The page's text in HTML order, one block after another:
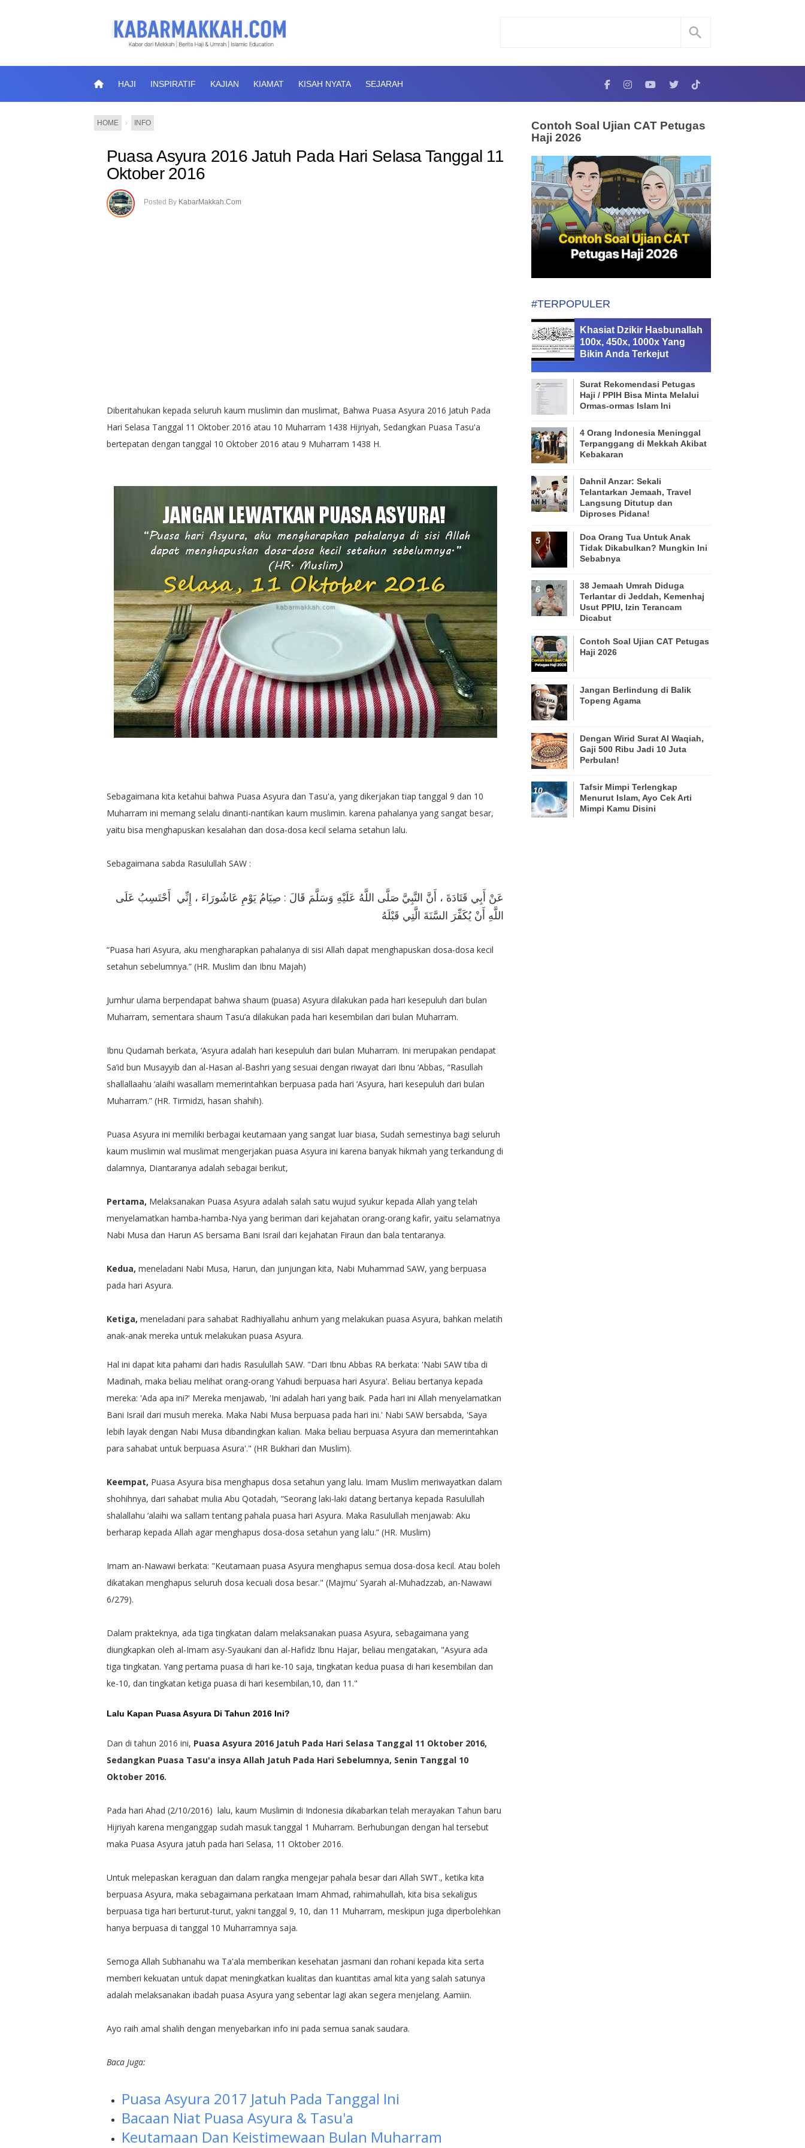
HAJI INSPIRATIF KAJIAN KIAMAT KISAH NYATA SEJARAH
HOME › INFO
Puasa Asyura 2016 Jatuh Pada Hari Selasa Tanggal 11
Oktober 2016
Posted By KabarMakkah.Com
Diberitahukan kepada seluruh kaum muslimin dan muslimat, Bahwa Puasa Asyura 2016 Jatuh Pada
Hari Selasa Tanggal 11 Oktober 2016 atau 10 Muharram 1438 Hijriyah, Sedangkan Puasa Tasu'a
bertepatan dengan tanggal 10 Oktober 2016 atau 9 Muharram 1438 H.
Sebagaimana kita ketahui bahwa Puasa Asyura dan Tasu'a, yang dikerjakan tiap tanggal 9 dan 10
Muharram ini memang selalu dinanti-nantikan kaum muslimin. karena pahalanya yang sangat besar,
yaitu bisa menghapuskan kesalahan dan dosa-dosa kecil selama setahun lalu.
Sebagaimana sabda Rasulullah SAW :
عَنْ أَبِي قَتَادَةَ ، أَنَّ النَّبِيَّ صَلَّى اللَّهُ عَلَيْهِ وَسَلَّمَ قَالَ : صِيَامُ يَوْمِ عَاشُورَاءَ ، إِنِّي أَحْتَسِبُ عَلَى
اللَّهِ أَنْ يُكَفِّرَ السَّنَةَ الَّتِي قَبْلَهُ
“Puasa hari Asyura, aku mengharapkan pahalanya di sisi Allah dapat menghapuskan dosa-dosa kecil
setahun sebelumnya.” (HR. Muslim dan Ibnu Majah)
Jumhur ulama berpendapat bahwa shaum (puasa) Asyura dilakukan pada hari kesepuluh dari bulan
Muharram, sementara shaum Tasu’a dilakukan pada hari kesembilan dari bulan Muharram.
Ibnu Qudamah berkata, ‘Asyura adalah hari kesepuluh dari bulan Muharram. Ini merupakan pendapat
Sa’id bun Musayyib dan al-Hasan al-Bashri yang sesuai dengan riwayat dari Ibnu ‘Abbas, “Rasullah
shallallaahu ‘alaihi wasallam memerintahkan berpuasa pada hari ‘Asyura, hari kesepuluh dari bulan
Muharram.” (HR. Tirmidzi, hasan shahih).
Puasa Asyura ini memiliki berbagai keutamaan yang sangat luar biasa, Sudah semestinya bagi seluruh
kaum muslimin wal muslimat mengerjakan puasa Asyura ini karena banyak hikmah yang terkandung di
dalamnya, Diantaranya adalah sebagai berikut,
Pertama, Melaksanakan Puasa Asyura adalah salah satu wujud syukur kepada Allah yang telah
menyelamatkan hamba-hamba-Nya yang beriman dari kejahatan orang-orang kafir, yaitu selamatnya
Nabi Musa dan Harun AS bersama Bani Israil dari kejahatan Firaun dan bala tentaranya.
Kedua, meneladani Nabi Musa, Harun, dan junjungan kita, Nabi Muhammad SAW, yang berpuasa
pada hari Asyura.
Ketiga, meneladani para sahabat Radhiyallahu anhum yang melakukan puasa Asyura, bahkan melatih
anak-anak mereka untuk melakukan puasa Asyura.
Hal ini dapat kita pahami dari hadis Rasulullah SAW. "Dari Ibnu Abbas RA berkata: 'Nabi SAW tiba di
Madinah, maka beliau melihat orang-orang Yahudi berpuasa hari Asyura'. Beliau bertanya kepada
mereka: 'Ada apa ini?' Mereka menjawab, 'Ini adalah hari yang baik. Pada hari ini Allah menyelamatkan
Bani Israil dari musuh mereka. Maka Nabi Musa berpuasa pada hari ini.' Nabi SAW bersabda, 'Saya
lebih layak dengan Nabi Musa dibandingkan kalian. Maka beliau berpuasa Asyura dan memerintahkan
para sahabat untuk berpuasa Asura'." (HR Bukhari dan Muslim).
Keempat, Puasa Asyura bisa menghapus dosa setahun yang lalu. Imam Muslim meriwayatkan dalam
shohihnya, dari sahabat mulia Abu Qotadah, “Seorang laki-laki datang bertanya kepada Rasulullah
shalallahu ‘alaihi wa sallam tentang pahala puasa hari Asyura. Maka Rasulullah menjawab: Aku
berharap kepada Allah agar menghapus dosa-dosa setahun yang lalu.” (HR. Muslim)
Imam an-Nawawi berkata: "Keutamaan puasa Asyura menghapus semua dosa-dosa kecil. Atau boleh
dikatakan menghapus seluruh dosa kecuali dosa besar." (Majmu' Syarah al-Muhadzzab, an-Nawawi
6/279).
Dalam prakteknya, ada tiga tingkatan dalam melaksanakan puasa Asyura, sebagaimana yang
diungkapkan oleh al-Imam asy-Syaukani dan al-Hafidz Ibnu Hajar, beliau mengatakan, "Asyura ada
tiga tingkatan. Yang pertama puasa di hari ke-10 saja, tingkatan kedua puasa di hari kesembilan dan
ke-10, dan tingkatan ketiga puasa di hari kesembilan,10, dan 11."
Lalu Kapan Puasa Asyura Di Tahun 2016 Ini?
Dan di tahun 2016 ini, Puasa Asyura 2016 Jatuh Pada Hari Selasa Tanggal 11 Oktober 2016,
Sedangkan Puasa Tasu'a insya Allah Jatuh Pada Hari Sebelumnya, Senin Tanggal 10
Oktober 2016.
Pada hari Ahad (2/10/2016) lalu, kaum Muslimin di Indonesia dikabarkan telah merayakan Tahun baru
Hijriyah karena menganggap sudah masuk tanggal 1 Muharram. Berhubungan dengan hal tersebut
maka Puasa Asyura jatuh pada hari Selasa, 11 Oktober 2016.
Untuk melepaskan keraguan dan dalam rangka mengejar pahala besar dari Allah SWT., ketika kita
berpuasa Asyura, maka sebagaimana perkataan Imam Ahmad, rahimahullah, kita bisa sekaligus
berpuasa tiga hari berturut-turut, yakni tanggal 9, 10, dan 11 Muharram, meskipun juga diperbolehkan
hanya berpuasa di tanggal 10 Muharramnya saja.
Semoga Allah Subhanahu wa Ta'ala memberikan kesehatan jasmani dan rohani kepada kita serta
memberi kekuatan untuk dapat meningkatkan kualitas dan kuantitas amal kita yang salah satunya
adalah melaksanakan ibadah puasa Asyura yang sebentar lagi akan segera menjelang. Aamiin.
Ayo raih amal shalih dengan menyebarkan info ini pada semua sanak saudara.
Baca Juga:
Puasa Asyura 2017 Jatuh Pada Tanggal Ini
Bacaan Niat Puasa Asyura & Tasu'a
Keutamaan Dan Keistimewaan Bulan Muharram
Contoh Soal Ujian CAT Petugas
Haji 2026
#TERPOPULER
Khasiat Dzikir Hasbunallah
100x, 450x, 1000x Yang
Bikin Anda Terkejut
Surat Rekomendasi Petugas
Haji / PPIH Bisa Minta Melalui
Ormas-ormas Islam Ini
4 Orang Indonesia Meninggal
Terpanggang di Mekkah Akibat
Kebakaran
Dahnil Anzar: Sekali
Telantarkan Jemaah, Travel
Langsung Ditutup dan
Diproses Pidana!
Doa Orang Tua Untuk Anak
Tidak Dikabulkan? Mungkin Ini
Sebabnya
38 Jemaah Umrah Diduga
Terlantar di Jeddah, Kemenhaj
Usut PPIU, Izin Terancam
Dicabut
Contoh Soal Ujian CAT Petugas
Haji 2026
Jangan Berlindung di Balik
Topeng Agama
Dengan Wirid Surat Al Waqiah,
Gaji 500 Ribu Jadi 10 Juta
Perbulan!
Tafsir Mimpi Terlengkap
Menurut Islam, Ayo Cek Arti
Mimpi Kamu Disini